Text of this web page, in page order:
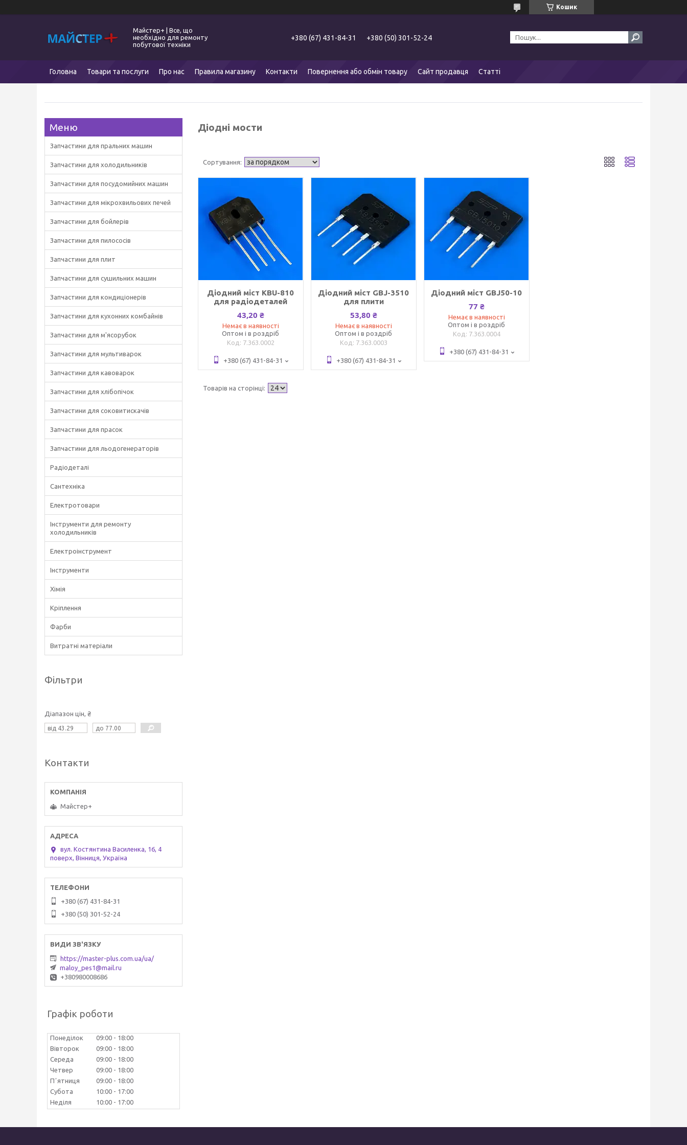
Кошик
Майстер+ | Все, що
необхідно для ремонту
побутової техніки
+380 (67) 431-84-31 +380 (50) 301-52-24
Головна Товари та послуги Про нас Правила магазину Контакти Повернення або обмін товару Сайт продавця Статті
Діодні мости
Діодний міст KBU-810
для радіодеталей
43,20 ₴
Немає в наявності
Оптом і в роздріб
7.363.0002
+380 (67) 431-84-31
Діодний міст GBJ-3510
для плити
53,80 ₴
Немає в наявності
Оптом і в роздріб
7.363.0003
+380 (67) 431-84-31
Діодний міст GBJ50-10
77 ₴
Немає в наявності
Оптом і в роздріб
7.363.0004
+380 (67) 431-84-31
Запчастини для пральних машин
Запчастини для холодильників
Запчастини для посудомийних машин
Запчастини для мікрохвильових печей
Запчастини для бойлерів
Запчастини для пилососів
Запчастини для плит
Запчастини для сушильних машин
Запчастини для кондиціонерів
Запчастини для кухонних комбайнів
Запчастини для м'ясорубок
Запчастини для мультиварок
Запчастини для кавоварок
Запчастини для хлібопічок
Запчастини для соковитискачів
Запчастини для прасок
Запчастини для льодогенераторів
Радіодеталі
Сантехніка
Електротовари
Інструменти для ремонту
холодильників
Електроінструмент
Інструменти
Хімія
Кріплення
Фарби
Витратні матеріали
Фільтри
Діапазон цін, ₴
Контакти
Майстер+
вул. Костянтина Василенка, 16, 4
поверх, Вінниця, Україна
+380 (67) 431-84-31
+380 (50) 301-52-24
https://master-plus.com.ua/ua/
maloy_pes1@mail.ru
+380980008686
Графік роботи
Понеділок 09:00
18:00
Вівторок
09:00
18:00
Середа
09:00
18:00
Четвер
09:00
18:00
Пʼятниця
09:00
18:00
Субота
10:00
17:00
Неділя
10:00 17:00